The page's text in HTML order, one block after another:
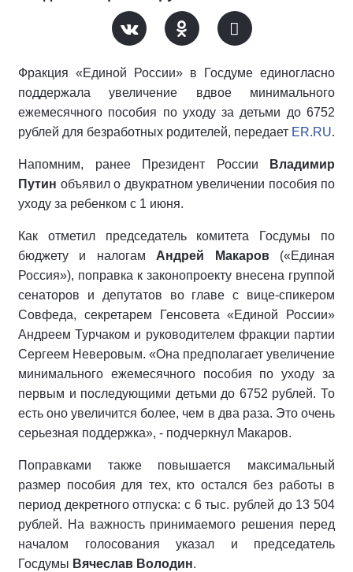
Фракция «Единой России» в Госдуме единогласно
поддержала увеличение вдвое минимального
ежемесячного пособия по уходу за детьми до 6752
рублей для безработных родителей, передает ER.RU.
Напомним, ранее Президент России
Владимир
Путин объявил о двукратном увеличении пособия по
уходу за ребенком с 1 июня.
Как отметил председатель комитета Госдумы по
бюджету и налогам Андрей Макаров(«Единая
Россия»), поправка к законопроекту внесена группой
сенаторов и депутатов во главе с вице-спикером
Совфеда, секретарем Генсовета «Единой России»
Андреем Турчаком и руководителем фракции партии
Сергеем Неверовым. «Она предполагает увеличение
минимального ежемесячного пособия по уходу за
первым и последующими детьми до 6752 рублей. То
есть оно увеличится более, чем в два раза. Это очень
серьезная поддержка», - подчеркнул Макаров.
Поправками также повышается максимальный
размер пособия для тех, кто остался без работы в
период декретного отпуска: с 6 тыс. рублей до 13 504
рублей. На важность принимаемого решения перед
началом голосования указал и председатель
Госдумы Вячеслав Володин.